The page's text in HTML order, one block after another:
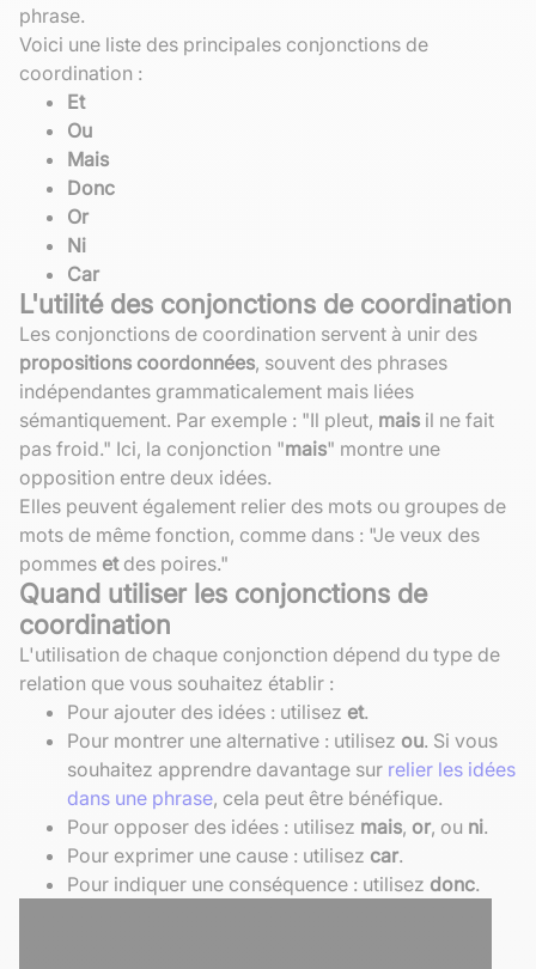
phrase.
Voici une liste des principales conjonctions de
coordination :
Et
Ou
Mais
Donc
Or
Ni
Car
L'utilité des conjonctions de coordination
Les conjonctions de coordination servent à unir des
propositions coordonnées, souvent des phrases
indépendantes grammaticalement mais liées
sémantiquement. Par exemple : "Il pleut, mais il ne fait
pas froid." Ici, la conjonction "mais" montre une
opposition entre deux idées.
Elles peuvent également relier des mots ou groupes de
mots de même fonction, comme dans : "Je veux des
pommes etdes poires."
Quand utiliser les conjonctions de
coordination
L'utilisation de chaque conjonction dépend du type de
relation que vous souhaitez établir :
Pour ajouter des idées : utilisez et.
Pour montrer une alternative : utilisez ou. Si vous
souhaitez apprendre davantage sur relier les idées
dans une phrase, cela peut être bénéfique.
Pour opposer des idées : utilisez mais, or, ou ni.
Pour exprimer une cause : utilisez car.
Pour indiquer une conséquence : utilisez donc.